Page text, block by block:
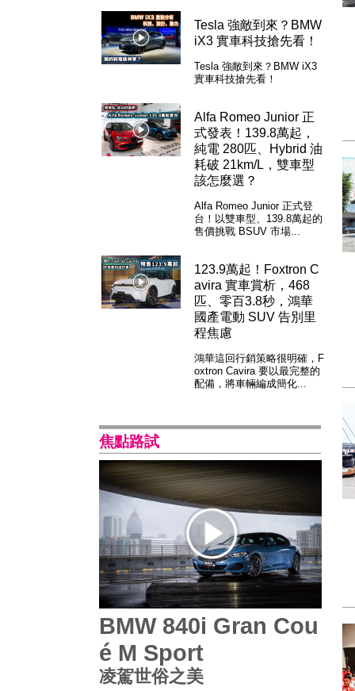
Tesla 強敵到來？BMW
iX3 實車科技搶先看！
Tesla 強敵到來？BMW iX3
實車科技搶先看！
Alfa Romeo Junior 正
式發表！139.8萬起，
純電 280匹、Hybrid 油
耗破 21km/L，雙車型
該怎麼選？
Alfa Romeo Junior 正式登
台！以雙車型、139.8萬起的
售價挑戰 BSUV 市場...
123.9萬起！Foxtron C
avira 實車賞析，468
匹、零百3.8秒，鴻華
國產電動 SUV 告別里
程焦慮
鴻華這回行銷策略很明確，F
oxtron Cavira 要以最完整的
配備，將車輛編成簡化...
焦點路試
BMW 840i Gran Cou
é M Sport
凌駕世俗之美